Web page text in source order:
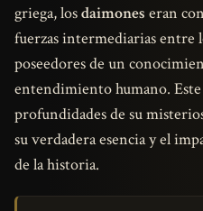
griega, losdaimones eran
fuerzas intermediarias entre
poseedores de un
entendimiento humano.
profundidades de su
su verdadera esencia y el
de la historia.